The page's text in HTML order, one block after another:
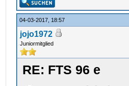
04-03-2017, 18:57
jojo1972
Juniormitglied
RE: FTS 96 e